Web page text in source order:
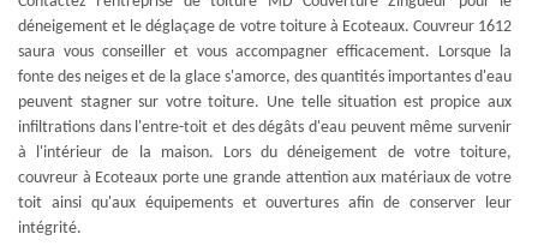
déneigement et le déglaçage de votre toiture à Ecoteaux. Couvreur 1612
saura vous conseiller et vous accompagner efficacement. Lorsque la
fonte des neiges et de la glace s'amorce, des quantités importantes d'eau
peuvent stagner sur votre toiture. Une telle situation est propice aux
infiltrations dans l'entre-toit et des dégâts d'eau peuvent même survenir
à l'intérieur de la maison. Lors du déneigement de votre toiture,
couvreur à Ecoteaux porte une grande attention aux matériaux de votre
toit ainsi qu'aux équipements et ouvertures afin de conserver leur
intégrité.